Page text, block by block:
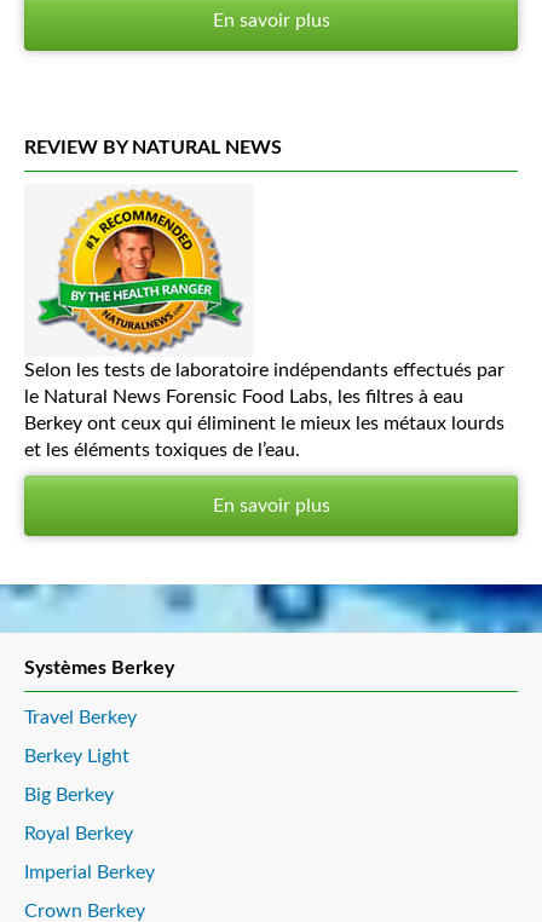
En savoir plus
REVIEW BY NATURAL NEWS
Selon les tests de laboratoire indépendants effectués par
le Natural News Forensic Food Labs, les filtres à eau
Berkey ont ceux qui éliminent le mieux les métaux lourds
et les éléments toxiques de l’eau.
En savoir plus
Systèmes Berkey
Travel Berkey
Berkey Light
Big Berkey
Royal Berkey
Imperial Berkey
Crown Berkey